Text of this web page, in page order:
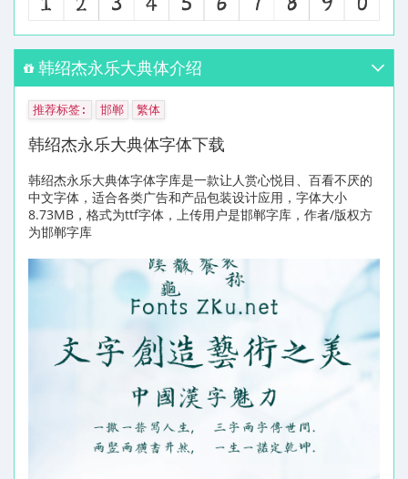
韩绍杰永乐大典体介绍
推荐标签: 邯郸 繁体
韩绍杰永乐大典体字体下载
韩绍杰永乐大典体字体字库是一款让人赏心悦目、百看不厌的
中文字体，适合各类广告和产品包装设计应用，字体大小
8.73MB，格式为ttf字体，上传用户是邯郸字库，作者/版权方
为邯郸字库